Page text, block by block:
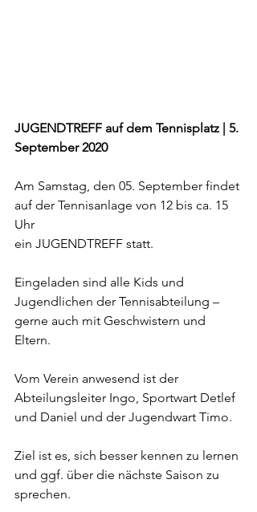
JUGENDTREFF auf dem Tennisplatz | 5.
September 2020
Am Samstag, den 05. September findet
auf der Tennisanlage von 12 bis ca. 15
Uhr
ein JUGENDTREFF statt.
Eingeladen sind alle Kids und
Jugendlichen der Tennisabteilung –
gerne auch mit Geschwistern und
Eltern.
Vom Verein anwesend ist der
Abteilungsleiter Ingo, Sportwart Detlef
und Daniel und der Jugendwart Timo.
Ziel ist es, sich besser kennen zu lernen
und ggf. über die nächste Saison zu
sprechen.